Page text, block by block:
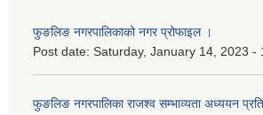
फुङलिङ नगरपालिकाको नगर प्रोफाइल ।
Post date: Saturday, January 14, 2023 -
फुङलिङ नगरपालिका राजश्व सम्भाव्यता अध्ययन